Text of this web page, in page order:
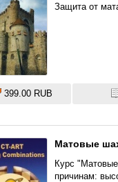
Защита от
399.00 RUB
Матовые
Курс
причинам: